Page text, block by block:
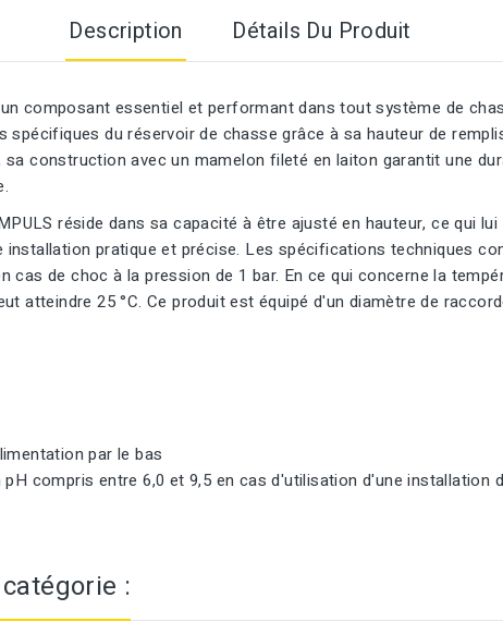
Description Détails Du Produit
composant essentiel et performant dans tout système de
du réservoir de chasse grâce à sa hauteur de
construction avec un mamelon fileté en laiton garantit une
réside dans sa capacité à être ajusté en hauteur, ce qui
pratique et précise. Les spécifications techniques
cas de choc à la pression de 1 bar. En ce qui concerne la
atteindre 25 °C. Ce produit est équipé d'un diamètre de
par le bas
compris entre 6,0 et 9,5 en cas d'utilisation d'une installation
: